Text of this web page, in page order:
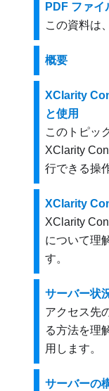
PDF ファイ
この資料は
概要
XClarity
と使用
このトピッ
XClarity
行できる操
XClarity
XClarity
について理
す。
サーバー状
アクセス先
る方法を理
用します。
サーバーの